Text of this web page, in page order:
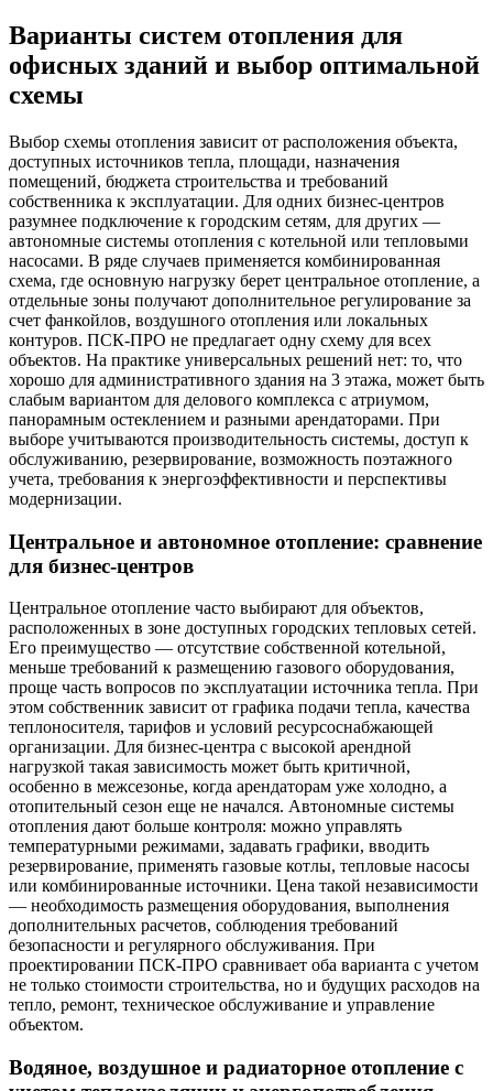
Варианты систем отопления для
офисных зданий и выбор оптимальной
схемы
Выбор схемы отопления зависит от расположения объекта,
доступных источников тепла, площади, назначения
помещений, бюджета строительства и требований
собственника к эксплуатации. Для одних бизнес-центров
разумнее подключение к городским сетям, для других —
автономные системы отопления с котельной или тепловыми
насосами. В ряде случаев применяется комбинированная
схема, где основную нагрузку берет центральное отопление, а
отдельные зоны получают дополнительное регулирование за
счет фанкойлов, воздушного отопления или локальных
контуров. ПСК-ПРО не предлагает одну схему для всех
объектов. На практике универсальных решений нет: то, что
хорошо для административного здания на 3 этажа, может быть
слабым вариантом для делового комплекса с атриумом,
панорамным остеклением и разными арендаторами. При
выборе учитываются производительность системы, доступ к
обслуживанию, резервирование, возможность поэтажного
учета, требования к энергоэффективности и перспективы
модернизации.
Центральное и автономное отопление: сравнение
для бизнес-центров
Центральное отопление часто выбирают для объектов,
расположенных в зоне доступных городских тепловых сетей.
Его преимущество — отсутствие собственной котельной,
меньше требований к размещению газового оборудования,
проще часть вопросов по эксплуатации источника тепла. При
этом собственник зависит от графика подачи тепла, качества
теплоносителя, тарифов и условий ресурсоснабжающей
организации. Для бизнес-центра с высокой арендной
нагрузкой такая зависимость может быть критичной,
особенно в межсезонье, когда арендаторам уже холодно, а
отопительный сезон еще не начался. Автономные системы
отопления дают больше контроля: можно управлять
температурными режимами, задавать графики, вводить
резервирование, применять газовые котлы, тепловые насосы
или комбинированные источники. Цена такой независимости
— необходимость размещения оборудования, выполнения
дополнительных расчетов, соблюдения требований
безопасности и регулярного обслуживания. При
проектировании ПСК-ПРО сравнивает оба варианта с учетом
не только стоимости строительства, но и будущих расходов на
тепло, ремонт, техническое обслуживание и управление
объектом.
Водяное, воздушное и радиаторное отопление с